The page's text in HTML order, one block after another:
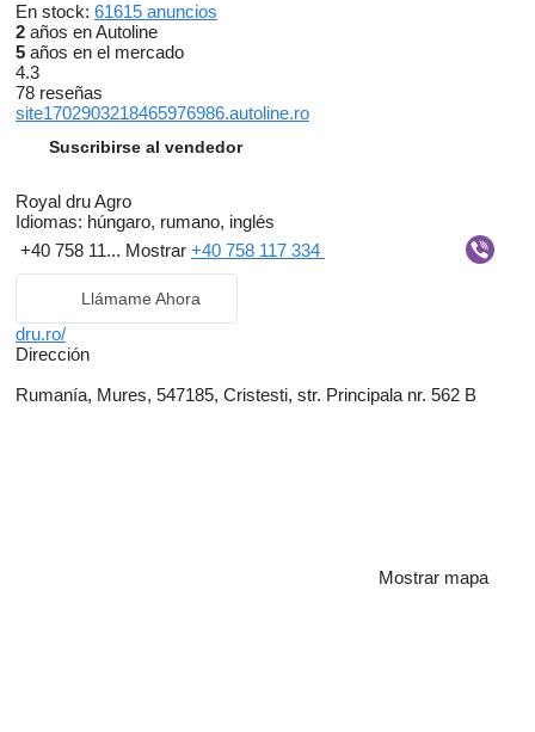
En stock: 61615 anuncios
2 años en Autoline
5 años en el mercado
4.3
78 reseñas
site1702903218465976986.autoline.ro
Suscribirse al vendedor
Royal dru Agro
Idiomas: húngaro, rumano, inglés
+40 758 11... Mostrar +40 758 117 334
Llámame Ahora
dru.ro/
Dirección
Rumanía, Mures, 547185, Cristesti, str. Principala nr. 562 B
Mostrar mapa